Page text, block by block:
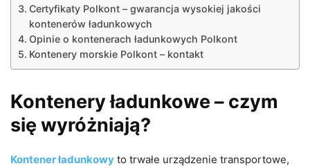
Certyfikaty Polkont – gwarancja wysokiej jakości
kontenerów ładunkowych
Opinie o kontenerach ładunkowych Polkont
Kontenery morskie Polkont – kontakt
Kontenery ładunkowe – czym
się wyróżniają?
Kontener ładunkowy to trwałe urządzenie transportowe,